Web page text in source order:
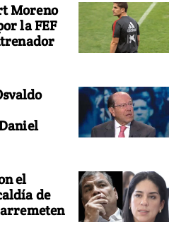
Moreno
la FEF
el
de